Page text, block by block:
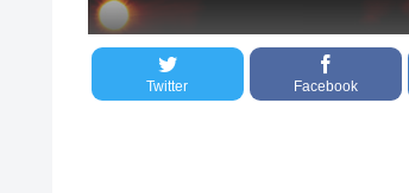
Twitter Facebook